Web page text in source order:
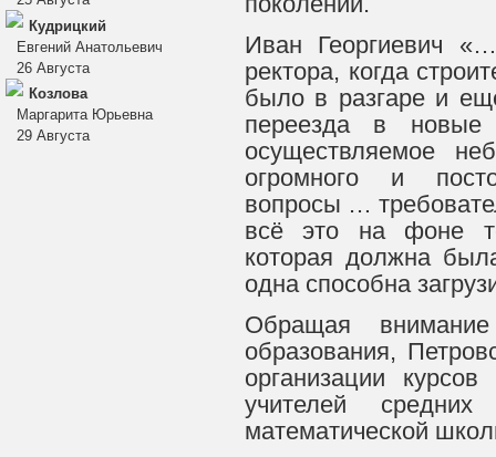
Иван Георгиевич
ректора, когда
было в разгаре и
переезда в новые
осуществляемое
огромного и
вопросы …
всё это на фоне
которая должна
одна способна
Обращая
образования,
организации
учителей
математической
Кудрицкий
Евгений Анатольевич
26 Августа
Козлова
Маргарита Юрьевна
29 Августа